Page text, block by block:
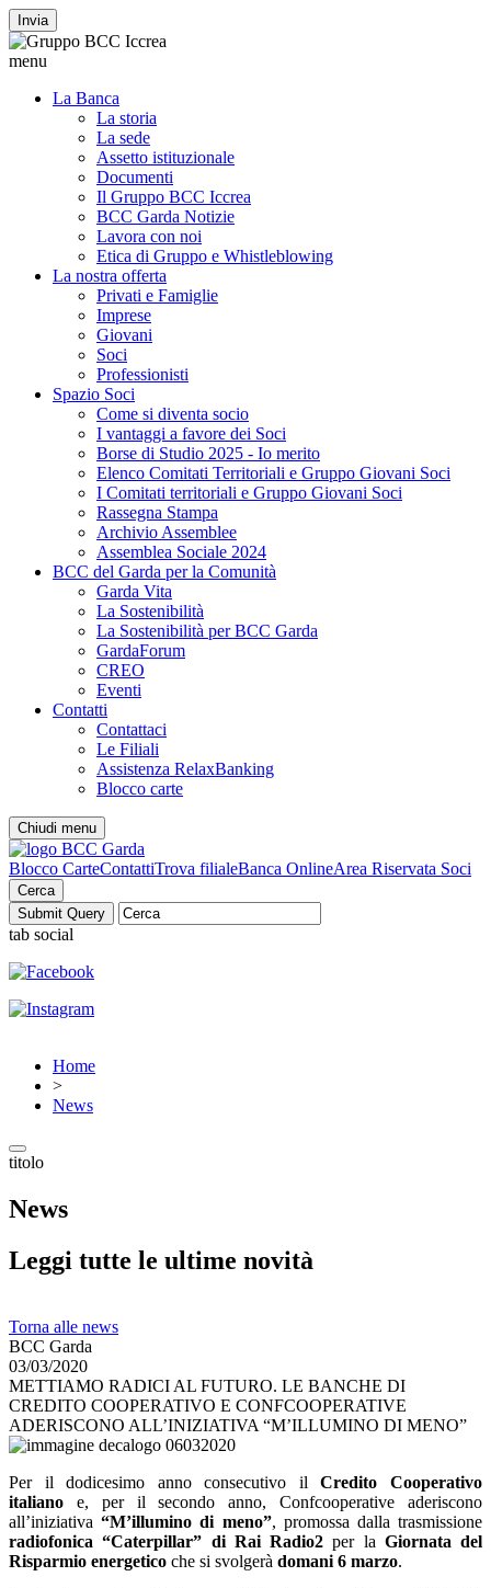
Invia
menu
La Banca
La storia
La sede
Assetto istituzionale
Documenti
Il Gruppo BCC Iccrea
BCC Garda Notizie
Lavora con noi
Etica di Gruppo e Whistleblowing
La nostra offerta
Privati e Famiglie
Imprese
Giovani
Soci
Professionisti
Spazio Soci
Come si diventa socio
I vantaggi a favore dei Soci
Borse di Studio 2025 - Io merito
Elenco Comitati Territoriali e Gruppo Giovani Soci
I Comitati territoriali e Gruppo Giovani Soci
Rassegna Stampa
Archivio Assemblee
Assemblea Sociale 2024
BCC del Garda per la Comunità
Garda Vita
La Sostenibilità
La Sostenibilità per BCC Garda
GardaForum
CREO
Eventi
Contatti
Contattaci
Le Filiali
Assistenza RelaxBanking
Blocco carte
Chiudi menu
Blocco CarteContattiTrova filialeBanca OnlineArea Riservata Soci
Cerca
tab social
Home
>
News
titolo
News
Leggi tutte le ultime novità
Torna alle news
BCC Garda
03/03/2020
METTIAMO RADICI AL FUTURO. LE BANCHE DI
CREDITO COOPERATIVO E CONFCOOPERATIVE
ADERISCONO ALL’INIZIATIVA “M’ILLUMINO DI MENO”
Per il dodicesimo anno consecutivo ilCredito Cooperativo
italiano e, per il secondo anno, Confcooperative aderiscono
all’iniziativa“M’illumino di meno”, promossa dalla trasmissione
radiofonica “Caterpillar” di Rai Radio2 per la Giornata del
Risparmio energetico che si svolgerà domani 6 marzo.